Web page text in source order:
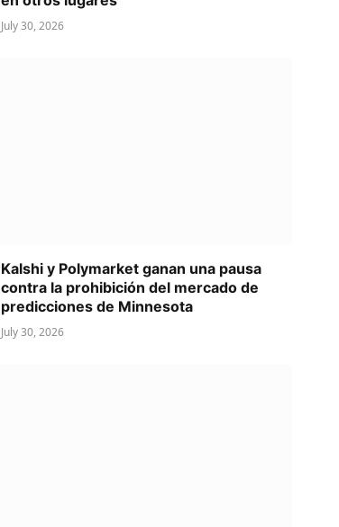
July 30, 2026
Kalshi y Polymarket ganan una pausa
contra la prohibición del mercado de
predicciones de Minnesota
July 30, 2026